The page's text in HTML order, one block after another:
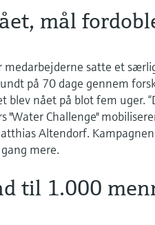
mål
medarbejderne satte et
på 70 dage gennem
nået på blot fem uger.
"Water Challenge"
Altendorf.
mere.
til 1.000